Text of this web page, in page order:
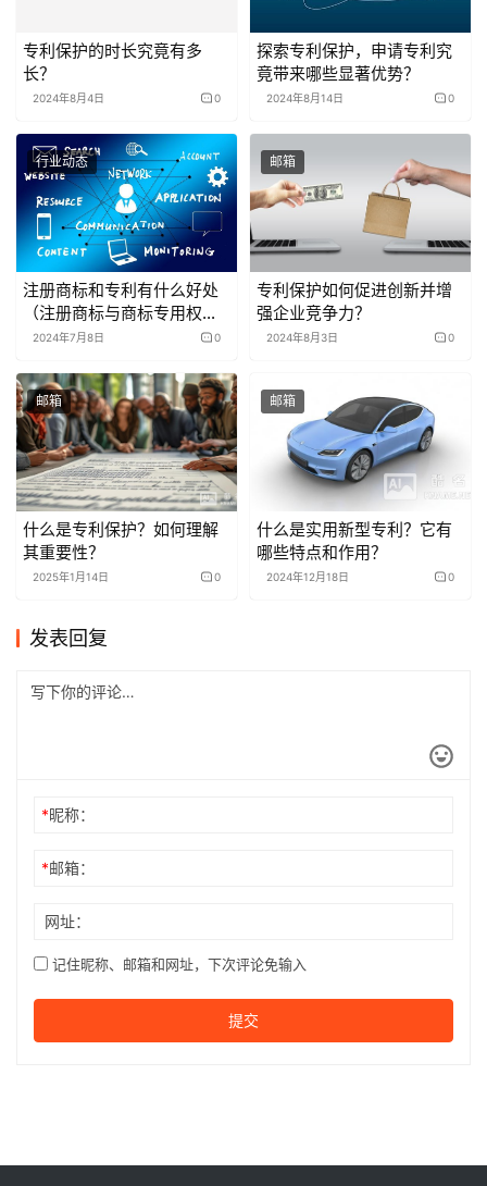
专利保护的时长究竟有多
长？
2024年8月4日 0
探索专利保护，申请专利究
竟带来哪些显著优势？
2024年8月14日 0
行业动态
注册商标和专利有什么好处
（注册商标与商标专用权的
区别
2024年7月8日 0
邮箱
专利保护如何促进创新并增
强企业竞争力？
2024年8月3日 0
邮箱
什么是专利保护？如何理解
其重要性？
2025年1月14日 0
邮箱
什么是实用新型专利？它有
哪些特点和作用？
2024年12月18日 0
发表回复
*昵称：
*邮箱：
网址：
记住昵称、邮箱和网址，下次评论免输入
提交